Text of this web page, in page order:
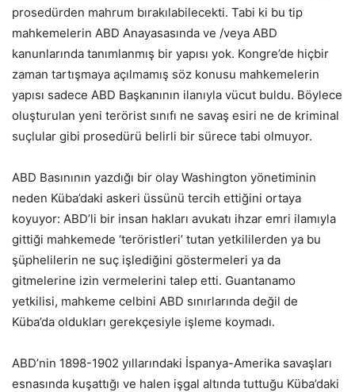
prosedürden mahrum bırakılabilecekti. Tabi ki bu tip
mahkemelerin ABD Anayasasında ve /veya ABD
kanunlarında tanımlanmış bir yapısı yok. Kongre’de hiçbir
zaman tartışmaya açılmamış söz konusu mahkemelerin
yapısı sadece ABD Başkanının ilanıyla vücut buldu. Böylece
oluşturulan yeni terörist sınıfı ne savaş esiri ne de kriminal
suçlular gibi prosedürü belirli bir sürece tabi olmuyor.
ABD Basınının yazdığı bir olay Washington yönetiminin
neden Küba’daki askeri üssünü tercih ettiğini ortaya
koyuyor: ABD’li bir insan hakları avukatı ihzar emri ilamıyla
gittiği mahkemede ‘teröristleri’ tutan yetkililerden ya bu
şüphelilerin ne suç işlediğini göstermeleri ya da
gitmelerine izin vermelerini talep etti. Guantanamo
yetkilisi, mahkeme celbini ABD sınırlarında değil de
Küba’da oldukları gerekçesiyle işleme koymadı.
ABD’nin 1898-1902 yıllarındaki İspanya-Amerika savaşları
esnasında kuşattığı ve halen işgal altında tuttuğu Küba’daki